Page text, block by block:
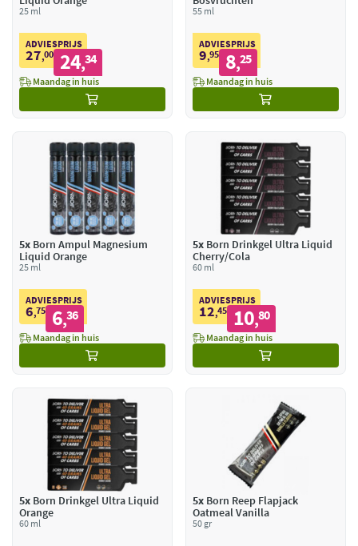
25 ml
ADVIESPRIJS
27,00 24,34
Maandag in huis
55 ml
ADVIESPRIJS
9,95 8,25
Maandag in huis
5x Born Ampul Magnesium
Liquid Orange
25 ml
ADVIESPRIJS
6,75 6,36
Maandag in huis
5xBorn Drinkgel Ultra Liquid
Cherry/Cola
60 ml
ADVIESPRIJS
12,45 10,80
Maandag in huis
5x Born Drinkgel Ultra Liquid
Orange
60 ml
5xBorn Reep Flapjack
Oatmeal Vanilla
50 gr